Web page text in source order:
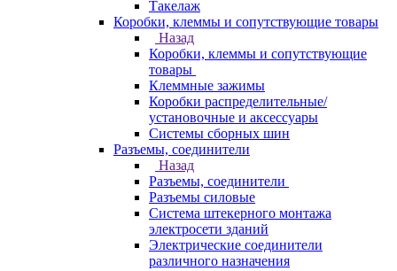
Такелаж
Коробки, клеммы и сопутствующие товары
Назад
Коробки, клеммы и сопутствующие
товары
Клеммные зажимы
Коробки распределительные/
установочные и аксессуары
Системы сборных шин
Разъемы, соединители
Назад
Разъемы, соединители
Разъемы силовые
Система штекерного монтажа
электросети зданий
Электрические соединители
различного назначения